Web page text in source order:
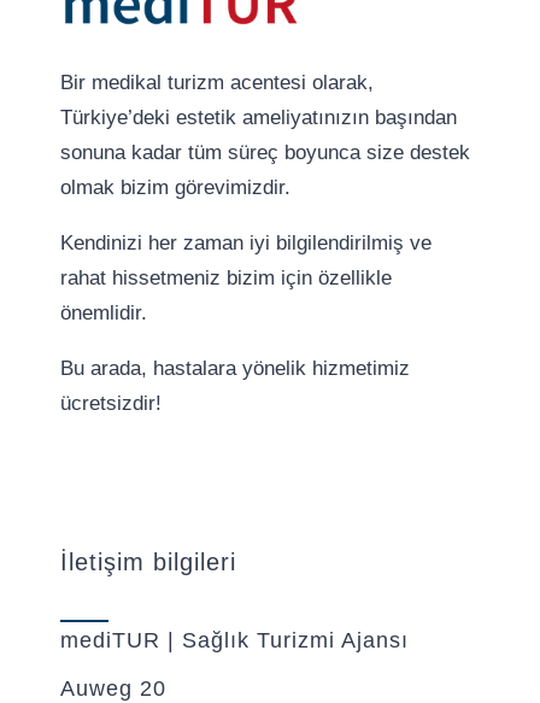
Bir medikal turizm acentesi olarak,
Türkiye’deki estetik ameliyatınızın başından
sonuna kadar tüm süreç boyunca size destek
olmak bizim görevimizdir.
Kendinizi her zaman iyi bilgilendirilmiş ve
rahat hissetmeniz bizim için özellikle
önemlidir.
Bu arada, hastalara yönelik hizmetimiz
ücretsizdir!
İletişim bilgileri
mediTUR | Sağlık Turizmi Ajansı
Auweg 20